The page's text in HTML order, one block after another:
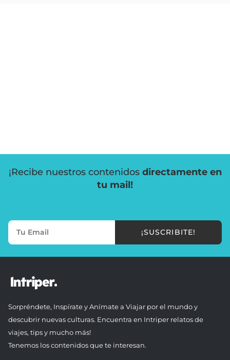
¡Recibe nuestros contenidos directamente en
tu mail!
¡SUSCRIBITE!
Sorpréndete, Inspírate y Anímate a Viajar por el mundo y
descubrir nuevas culturas. Encuentra en Intriper relatos de
viajes, tips y mucho más!
Tenemos los contenidos que te interesan.